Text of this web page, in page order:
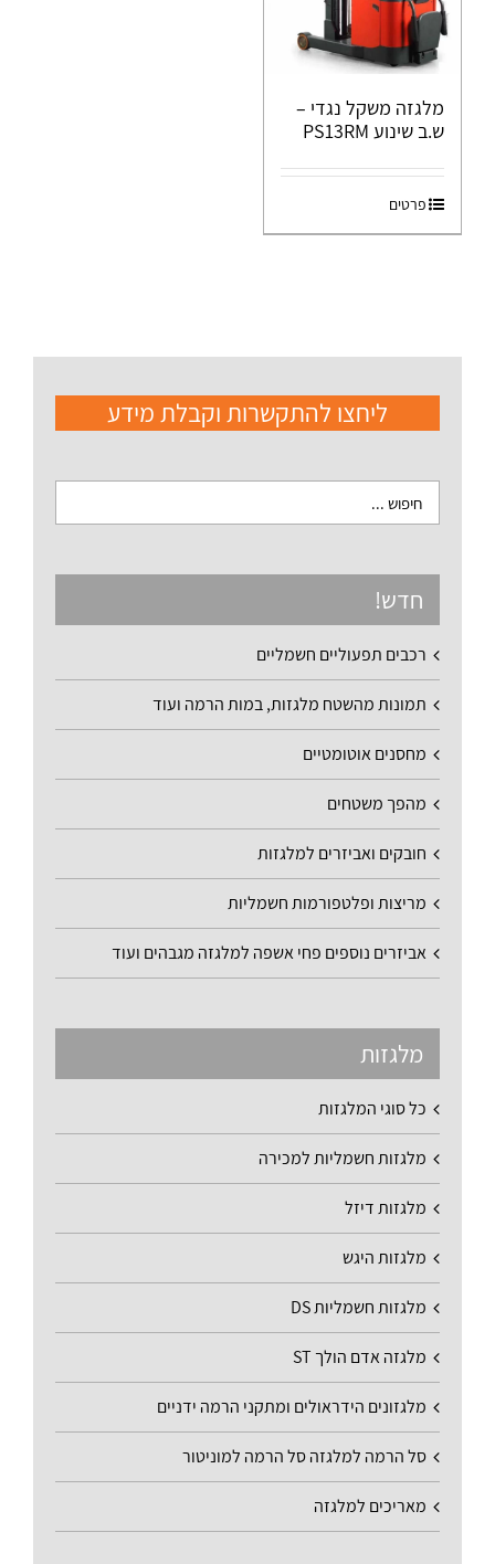
מלגזה משקל נגדי –
ש.ב שינוע PS13RM
פרטים
ליחצו להתקשרות וקבלת מידע
חדש!
רכבים תפעוליים חשמליים
תמונות מהשטח מלגזות, במות הרמה ועוד
מחסנים אוטומטיים
מהפך משטחים
חובקים ואביזרים למלגזות
מריצות ופלטפורמות חשמליות
אביזרים נוספים פחי אשפה למלגזה מגבהים ועוד
מלגזות
כל סוגי המלגזות
מלגזות חשמליות למכירה
מלגזות דיזל
מלגזות היגש
מלגזות חשמליות DS
מלגזה אדם הולך ST
מלגזונים הידראולים ומתקני הרמה ידניים
סל הרמה למלגזה סל הרמה למוניטור
מאריכים למלגזה